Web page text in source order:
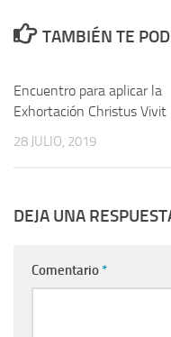
TAMBIÉN TE
Encuentro para aplicar la
Exhortación Christus Vivit
28 JULIO, 2019
DEJA UNA
Comentario *